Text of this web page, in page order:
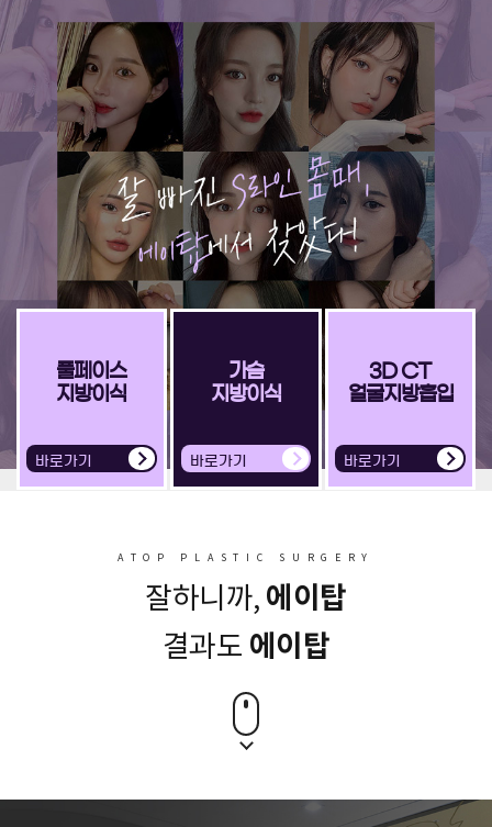
풀페이스
지방이식
가슴
지방이식
3D CT
얼굴지방흡입
ATOP PLASTIC SURGERY
잘하니까, 에이탑
결과도 에이탑